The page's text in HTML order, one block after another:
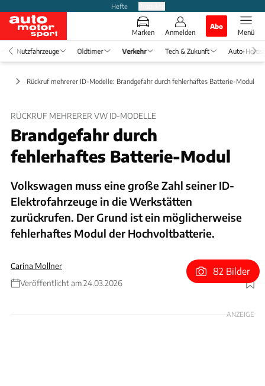
Hefte
Marken Anmelden
Abo
Menü
Nutzfahrzeuge Oldtimer Verkehr Tech & Zukunft Auto-
Rückruf mehrerer ID-Modelle: Brandgefahr durch fehlerhaftes Batterie-Modul
RÜCKRUF MEHRERER VW ID-MODELLE
Brandgefahr durch
fehlerhaftes Batterie-Modul
Volkswagen muss eine große Zahl seiner ID-
Elektrofahrzeuge in die Werkstätten
zurückrufen. Der Grund ist ein möglicherweise
fehlerhaftes Modul der Hochvoltbatterie.
Carina Mollner
Veröffentlicht am 24.03.2026
Foto: VW, Hans-Dieter Seufert, Collage von ams
82 Bilder
ANZEIGE